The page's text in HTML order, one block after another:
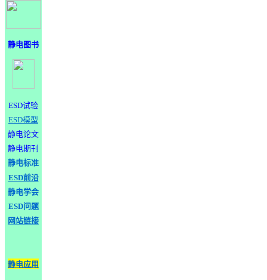
静电图书
ESD试验
ESD模型
静电论文
静电期刊
静电标准
ESD前沿
静电学会
ESD问题
网站链接
静电应用